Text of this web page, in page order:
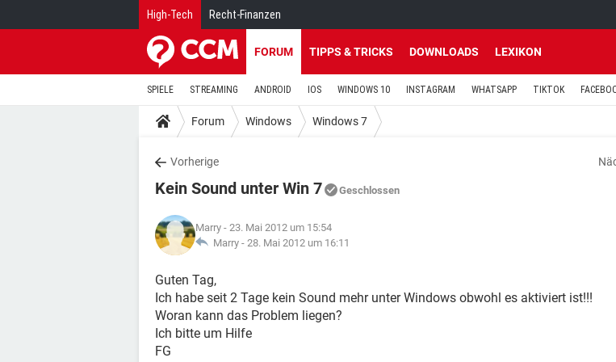
High-Tech Recht-Finanzen
FORUM TIPPS & TRICKS DOWNLOADS LEXIKON
SPIELE STREAMING ANDROID IOS WINDOWS 10 INSTAGRAM WHATSAPP TIKTOK
Forum Windows Windows 7
Vorherige
Kein Sound unter Win 7 Geschlossen
Marry - 23. Mai 2012 um 15:54
Marry - 28. Mai 2012 um 16:11
Guten Tag,
Ich habe seit 2 Tage kein Sound mehr unter Windows obwohl es aktiviert ist!!!
Woran kann das Problem liegen?
Ich bitte um Hilfe
FG